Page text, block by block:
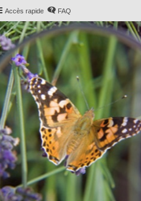
Accès rapide FAQ